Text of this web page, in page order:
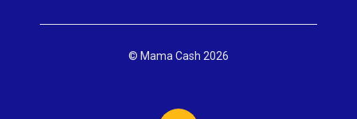
© Mama Cash 2026